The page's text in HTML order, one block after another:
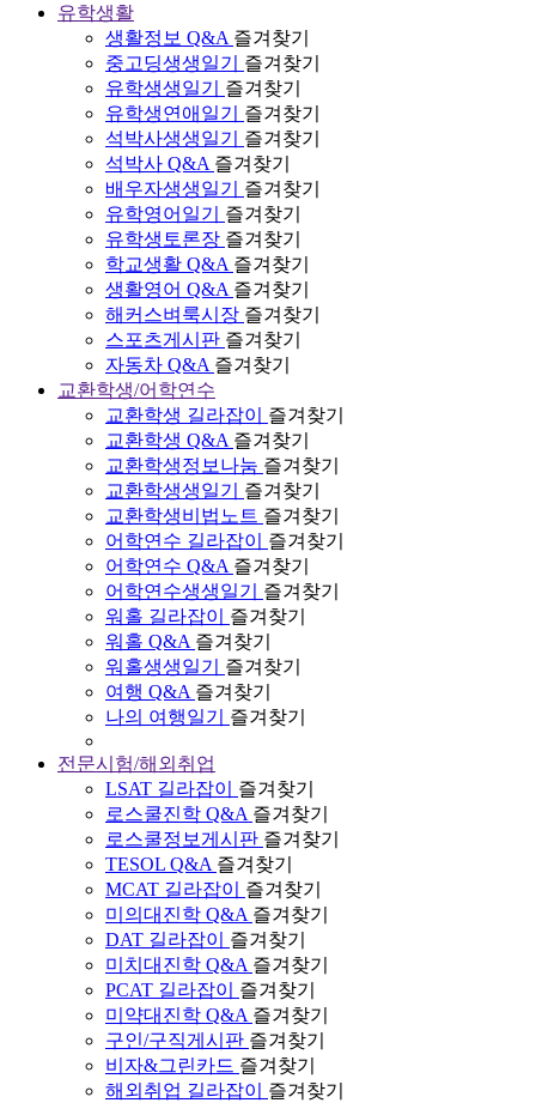
유학생활
생활정보 Q&A 즐겨찾기
중고딩생생일기
즐겨찾기
유학생생일기
즐겨찾기
유학생연애일기
즐겨찾기
석박사생생일기
즐겨찾기
석박사 Q&A 즐겨찾기
배우자생생일기
즐겨찾기
유학영어일기
즐겨찾기
유학생토론장 즐겨찾기
학교생활 Q&A 즐겨찾기
생활영어 Q&A 즐겨찾기
해커스벼룩시장 즐겨찾기
스포츠게시판 즐겨찾기
자동차 Q&A 즐겨찾기
교환학생/어학연수
교환학생 길라잡이
즐겨찾기
교환학생 Q&A 즐겨찾기
교환학생정보나눔 즐겨찾기
교환학생생일기
즐겨찾기
교환학생비법노트 즐겨찾기
어학연수 길라잡이
즐겨찾기
어학연수 Q&A 즐겨찾기
어학연수생생일기
즐겨찾기
워홀 길라잡이
즐겨찾기
워홀 Q&A 즐겨찾기
워홀생생일기
즐겨찾기
여행 Q&A 즐겨찾기
나의 여행일기
즐겨찾기
전문시험/해외취업
LSAT 길라잡이
즐겨찾기
로스쿨진학 Q&A 즐겨찾기
로스쿨정보게시판 즐겨찾기
TESOL Q&A 즐겨찾기
MCAT 길라잡이
즐겨찾기
미의대진학 Q&A 즐겨찾기
DAT 길라잡이
즐겨찾기
미치대진학 Q&A 즐겨찾기
PCAT 길라잡이
즐겨찾기
미약대진학 Q&A 즐겨찾기
구인/구직게시판 즐겨찾기
비자&그린카드 즐겨찾기
해외취업 길라잡이
즐겨찾기